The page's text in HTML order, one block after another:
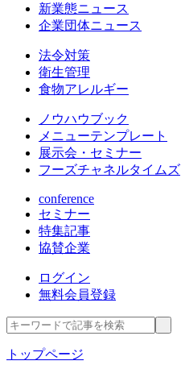
新業態ニュース
企業団体ニュース
法令対策
衛生管理
食物アレルギー
ノウハウブック
メニューテンプレート
展示会・セミナー
フーズチャネルタイムズ
conference
セミナー
特集記事
協賛企業
ログイン
無料会員登録
トップページ